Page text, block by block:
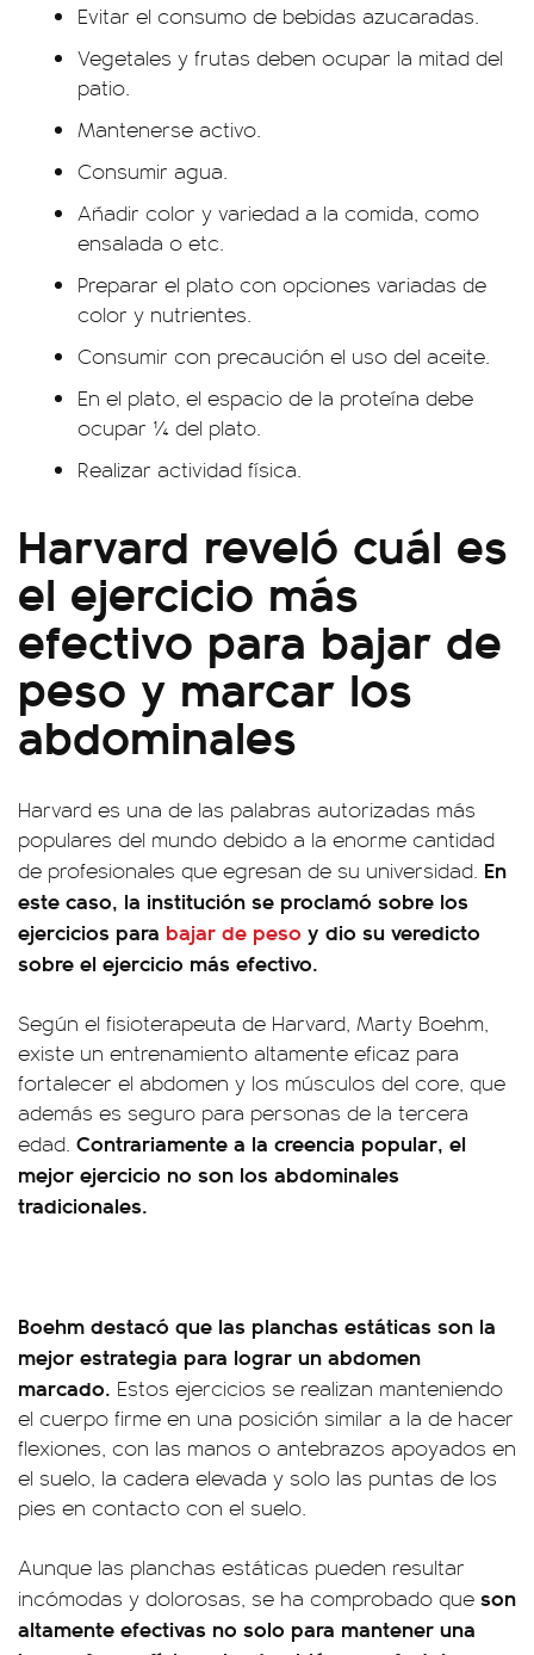
Evitar el consumo de bebidas azucaradas.
Vegetales y frutas deben ocupar la mitad del
patio.
Mantenerse activo.
Consumir agua.
Añadir color y variedad a la comida, como
ensalada o etc.
Preparar el plato con opciones variadas de
color y nutrientes.
Consumir con precaución el uso del aceite.
En el plato, el espacio de la proteína debe
ocupar ¼ del plato.
Realizar actividad física.
Harvard reveló cuál es
el ejercicio más
efectivo para bajar de
peso y marcar los
abdominales
Harvard es una de las palabras autorizadas más
populares del mundo debido a la enorme cantidad
de profesionales que egresan de su universidad. En
este caso, la institución se proclamó sobre los
ejercicios para bajar de peso y dio su veredicto
sobre el ejercicio más efectivo.
Según el fisioterapeuta de Harvard, Marty Boehm,
existe un entrenamiento altamente eficaz para
fortalecer el abdomen y los músculos del core, que
además es seguro para personas de la tercera
edad. Contrariamente a la creencia popular, el
mejor ejercicio no son los abdominales
tradicionales.
Boehm destacó que las planchas estáticas son la
mejor estrategia para lograr un abdomen
marcado. Estos ejercicios se realizan manteniendo
el cuerpo firme en una posición similar a la de hacer
flexiones, con las manos o antebrazos apoyados en
el suelo, la cadera elevada y solo las puntas de los
pies en contacto con el suelo.
Aunque las planchas estáticas pueden resultar
incómodas y dolorosas, se ha comprobado que son
altamente efectivas no solo para mantener una